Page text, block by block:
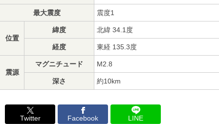
最大震度 震度1
位置
緯度 北緯 34.1度
経度 東経 135.3度
震源
マグニチュード M2.8
深さ 約10km
Twitter Facebook LINE